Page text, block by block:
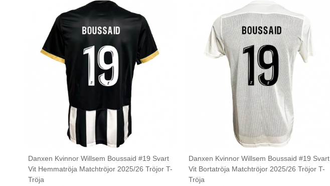
Danxen Kvinnor Willsem Boussaid #19 Svart
Vit Hemmatröja Matchtröjor 2025/26 Tröjor T-
Tröja
Danxen Kvinnor Willsem Boussaid #19 Svart
Vit Bortatröja Matchtröjor 2025/26 Tröjor T-
Tröja